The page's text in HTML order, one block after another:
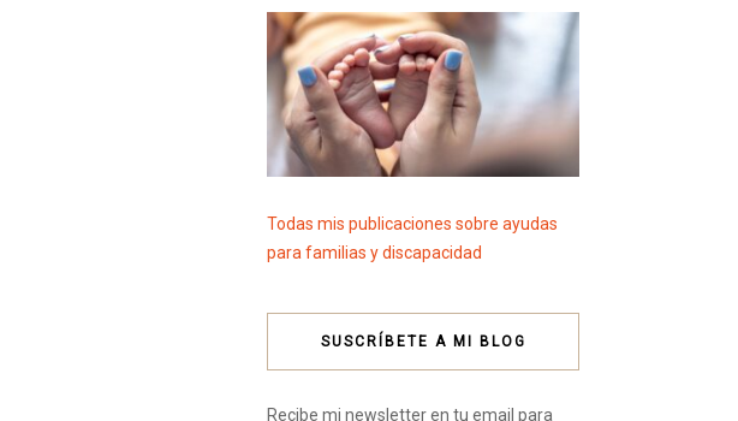
Todas mis publicaciones sobre ayudas
para familias y discapacidad
SUSCRÍBETE A MI BLOG
Recibe mi newsletter en tu email para